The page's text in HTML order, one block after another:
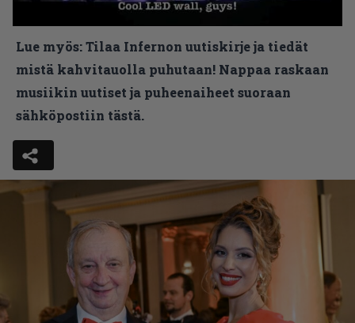
Lue myös:Tilaa Infernon uutiskirje ja tiedät
mistä kahvitauolla puhutaan! Nappaa raskaan
musiikin uutiset ja puheenaiheet suoraan
sähköpostiin tästä.